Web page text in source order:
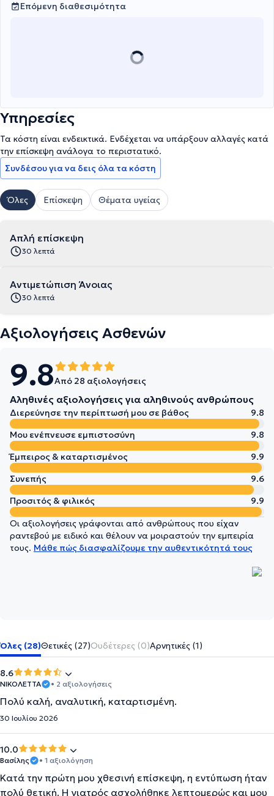
Επόμενη διαθεσιμότητα
Υπηρεσίες
Τα κόστη είναι ενδεικτικά. Ενδέχεται να υπάρξουν αλλαγές κατά
την επίσκεψη ανάλογα το περιστατικό.
Συνδέσου για να δεις όλα τα κόστη
Όλες Επίσκεψη Θέματα υγείας
Απλή επίσκεψη
30 λεπτά
Αντιμετώπιση Άνοιας
30 λεπτά
Αξιολογήσεις Ασθενών
9.8Από 28 αξιολογήσεις
Αληθινές αξιολογήσεις για αληθινούς ανθρώπους
Διερεύνησε την περίπτωσή μου σε βάθος
9.8
Μου ενέπνευσε εμπιστοσύνη
9.8
Έμπειρος & καταρτισμένος
9.9
Συνεπής
9.6
Προσιτός & φιλικός
9.9
Οι αξιολογήσεις γράφονται από ανθρώπους που είχαν
ραντεβού με ειδικό και θέλουν να μοιραστούν την εμπειρία
τους. Μάθε πώς διασφαλίζουμε την αυθεντικότητά τους
Όλες (28)Θετικές (27)Ουδέτερες (0)Αρνητικές (1)
8.6
ΝΙΚΟΛΕΤΤΑ • 2 αξιολογήσεις
Πολύ καλή, αναλυτική, καταρτισμένη.
30 Ιουλίου 2026
10.0
Βασίλης • 1 αξιολόγηση
Κατά την πρώτη μου χθεσινή επίσκεψη, η εντύπωση ήταν
πολύ θετική. Η γιατρός ασχολήθηκε λεπτομερώς και μου